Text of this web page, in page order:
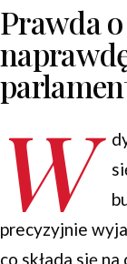
Prawda
W
precyzyjnie
co składa się